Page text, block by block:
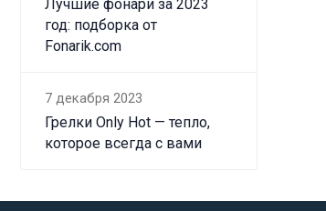
Лучшие фонари за 2023
год: подборка от
Fonarik.com
7 декабря 2023
Грелки Only Hot — тепло,
которое всегда с вами